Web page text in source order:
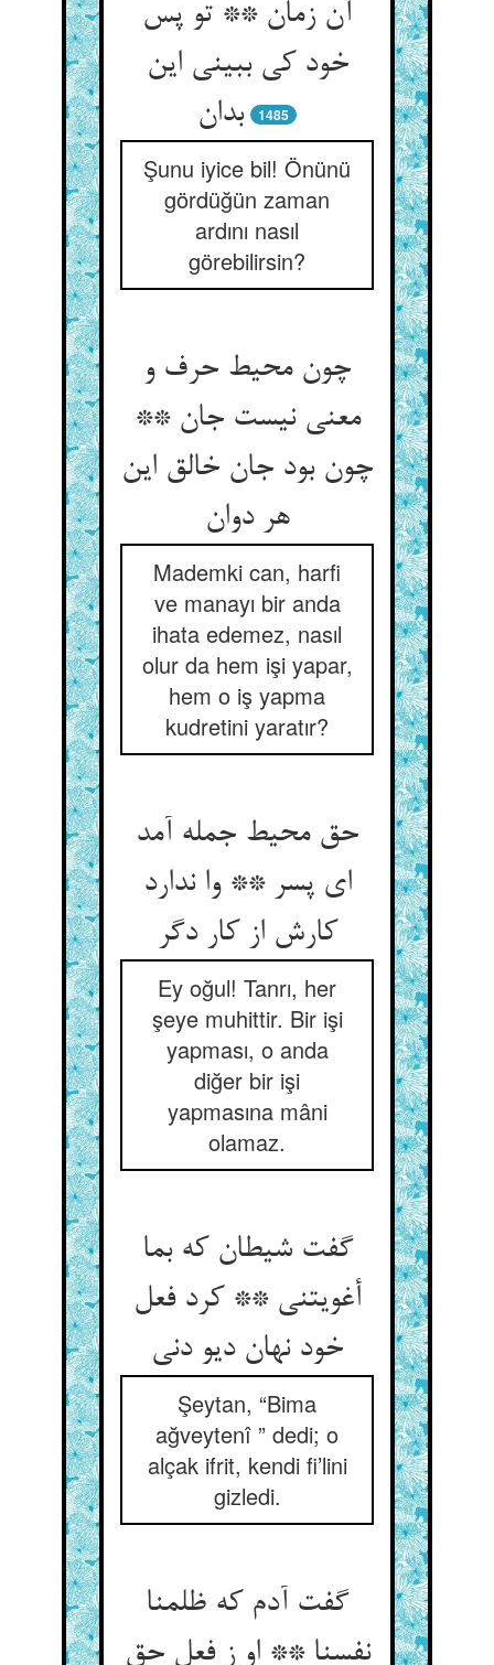
آن زمان ** تو پس
خود کی ببینی این
1485
Şunu iyice bil! Önünü
gördüğün zaman
ardını nasıl
görebilirsin?
چون محیط حرف و
معنی نیست جان **
چون بود جان خالق این
هر دوان‌‌
Mademki can, harfi
ve manayı bir anda
ihata edemez, nasıl
olur da hem işi yapar,
hem o iş yapma
kudretini yaratır?
حق محیط جمله آمد
ای پسر ** وا ندارد
کارش از کار دگر
Ey oğul! Tanrı, her
şeye muhittir. Bir işi
yapması, o anda
diğer bir işi
yapmasına mâni
olamaz.
گفت شیطان که بما
أغویتنی ** کرد فعل
Şeytan, “Bima
ağveytenî ” dedi; o
alçak ifrit, kendi fi’lini
gizledi.
گفت آدم که ظلمنا
نفسنا ** او ز فعل حق